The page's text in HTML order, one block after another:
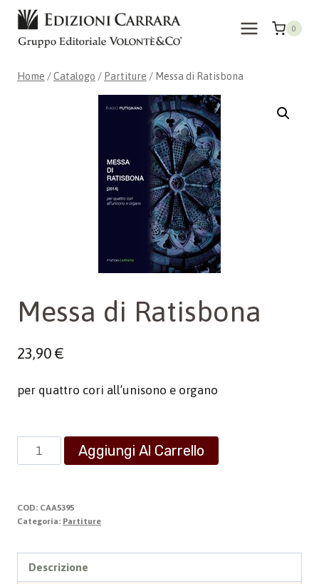
Salta
contenuto
0
Home /Catalogo / Partiture / Messa di Ratisbona
Messa di Ratisbona
23,90€
per quattro cori all’unisono e organo
Messa
di
quantità
Aggiungi Al Carrello
COD: CAA5395
Categoria: Partiture
Descrizione